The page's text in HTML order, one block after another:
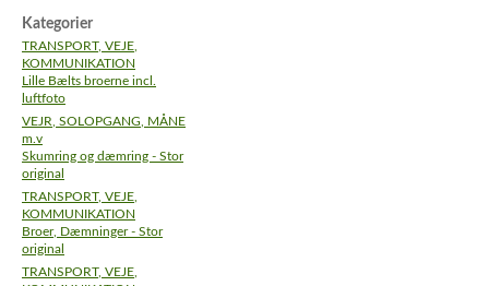
Kategorier
TRANSPORT, VEJE,
KOMMUNIKATION
Lille Bælts broerne incl.
luftfoto
VEJR, SOLOPGANG, MÅNE
m.v
Skumring og dæmring - Stor
original
TRANSPORT, VEJE,
KOMMUNIKATION
Broer, Dæmninger - Stor
original
TRANSPORT, VEJE,